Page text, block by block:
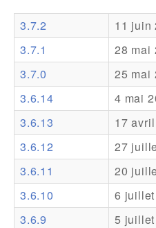
Ressources
Addons
Theme Packs
Translation Packs
Support
Forum
Support Pro
3.7.2
11 juin
3.7.1
28 mai
3.7.0
25 mai
3.6.14
4 mai
3.6.13
17
3.6.12
27
3.6.11
20
3.6.10
6
3.6.9
5